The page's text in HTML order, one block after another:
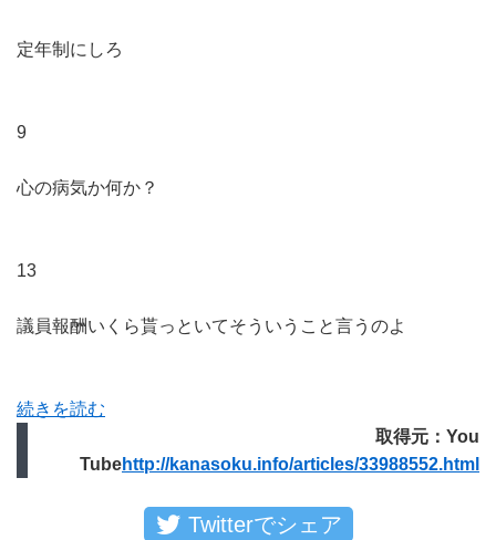
定年制にしろ
9
心の病気か何か？
13
議員報酬いくら貰っといてそういうこと言うのよ
続きを読む
取得元：You
Tubehttp://kanasoku.info/articles/33988552.html
Twitterでシェア